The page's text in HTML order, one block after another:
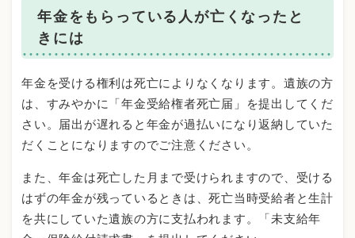
年金をもらっている人が亡くなったと
きには
年金を受ける権利は死亡によりなくなります。遺族の方
は、すみやかに「年金受給権者死亡届」を提出してくだ
さい。届出が遅れると年金が過払いになり返納していた
だくことになりますのでご注意ください。
また、年金は死亡した月まで受けられますので、受ける
はずの年金が残っているときは、死亡当時受給者と生計
を共にしていた遺族の方に支払われます。「未支給年